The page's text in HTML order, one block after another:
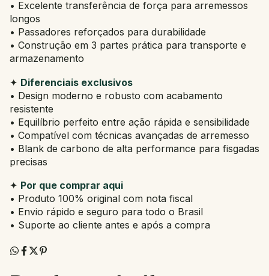
• Excelente transferência de força para arremessos
longos
• Passadores reforçados para durabilidade
• Construção em 3 partes prática para transporte e
armazenamento
✦ Diferenciais exclusivos
• Design moderno e robusto com acabamento
resistente
• Equilíbrio perfeito entre ação rápida e sensibilidade
• Compatível com técnicas avançadas de arremesso
• Blank de carbono de alta performance para fisgadas
precisas
✦ Por que comprar aqui
• Produto 100% original com nota fiscal
• Envio rápido e seguro para todo o Brasil
• Suporte ao cliente antes e após a compra